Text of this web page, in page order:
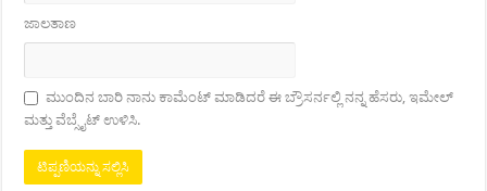
ಜಾಲತಾಣ
ಮುಂದಿನ ಬಾರಿ ನಾನು ಕಾಮೆಂಟ್ ಮಾಡಿದರೆ ಈ ಬ್ರೌಸರ್ನಲ್ಲಿ ನನ್ನ ಹೆಸರು, ಇಮೇಲ್
ಮತ್ತು ವೆಬ್ಸೈಟ್ ಉಳಿಸಿ.